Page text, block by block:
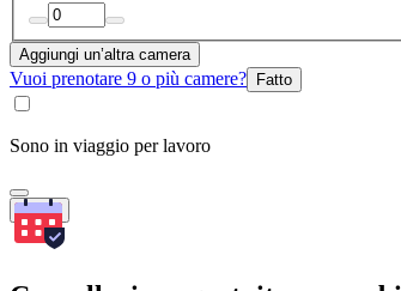
Aggiungi un’altra camera
Vuoi prenotare 9 o più camere? Fatto
Sono in viaggio per lavoro
Cerca